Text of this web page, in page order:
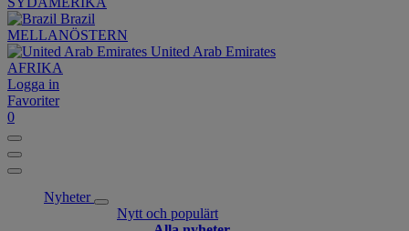
Brazil
MELLANÖSTERN
United Arab Emirates
AFRIKA
Logga in
Favoriter
0
Nyheter
Nytt och populärt